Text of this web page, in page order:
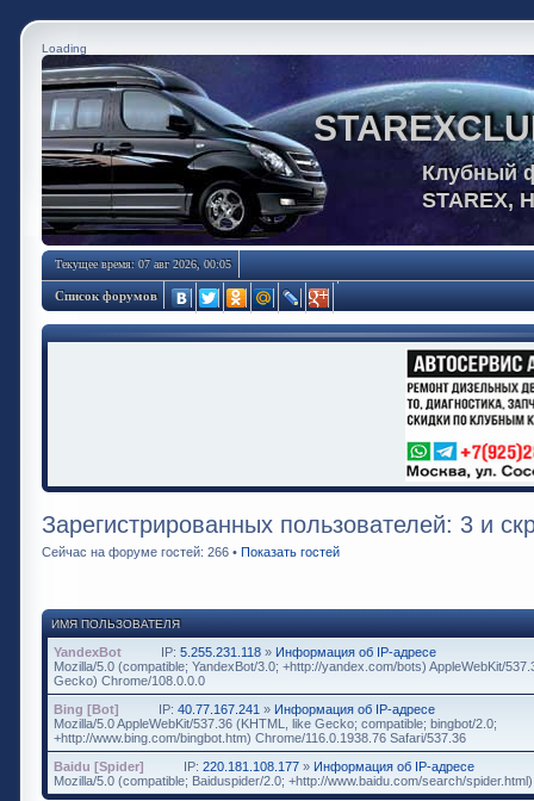
Loading
Клубный
STAREX,
Текущее время: 07 авг 2026, 00:05
Список форумов
Зарегистрированных пользователей: 3 и
Сейчас на форуме гостей: 266 • Показать гостей
ИМЯ ПОЛЬЗОВАТЕЛЯ
YandexBot IP: 5.255.231.118 » Информация об IP-адресе
Mozilla/5.0 (compatible; YandexBot/3.0; +http://yandex.com/bots) AppleWebKit/
Gecko) Chrome/108.0.0.0
Bing [Bot]
IP: 40.77.167.241 » Информация об IP-адресе
Mozilla/5.0 AppleWebKit/537.36 (KHTML, like Gecko; compatible; bingbot/2.0;
+http://www.bing.com/bingbot.htm) Chrome/116.0.1938.76 Safari/537.36
Baidu [Spider]
IP: 220.181.108.177 » Информация об IP-адресе
Mozilla/5.0 (compatible; Baiduspider/2.0; +http://www.baidu.com/search/spider.html)